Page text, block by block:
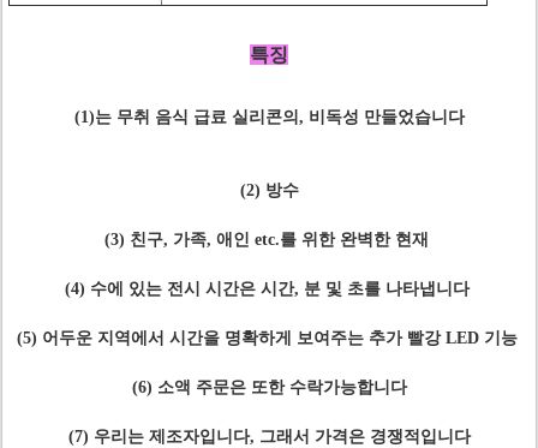
특징
(1)는 무취 음식 급료 실리콘의, 비독성 만들었습니다
(2) 방수
(3) 친구, 가족, 애인 etc.를 위한 완벽한 현재
(4) 수에 있는 전시 시간은 시간, 분 및 초를 나타냅니다
(5) 어두운 지역에서 시간을 명확하게 보여주는 추가 빨강 LED 기능
(6) 소액 주문은 또한 수락가능합니다
(7) 우리는 제조자입니다, 그래서 가격은 경쟁적입니다